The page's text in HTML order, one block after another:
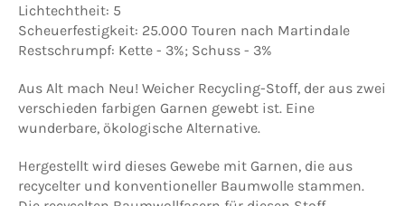
Lichtechtheit: 5
Scheuerfestigkeit: 25.000 Touren nach Martindale
Restschrumpf: Kette - 3%; Schuss - 3%
Aus Alt mach Neu! Weicher Recycling-Stoff, der aus zwei
verschieden farbigen Garnen gewebt ist. Eine
wunderbare, ökologische Alternative.
Hergestellt wird dieses Gewebe mit Garnen, die aus
recycelter und konventioneller Baumwolle stammen.